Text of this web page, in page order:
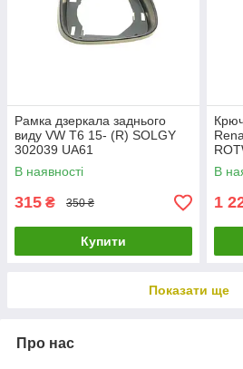
Рамка дзеркала заднього
виду VW T6 15- (R) SOLGY
302039 UA61
В наявності
315 ₴ 350 ₴
Купити
В
1
Показати ще
Про нас